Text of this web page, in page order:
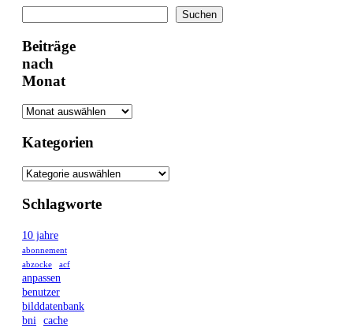
Suchen
Beiträge
nach
Monat
Kategorien
Schlagworte
10 jahre
abonnement
abzocke
acf
anpassen
benutzer
bilddatenbank
bni cache